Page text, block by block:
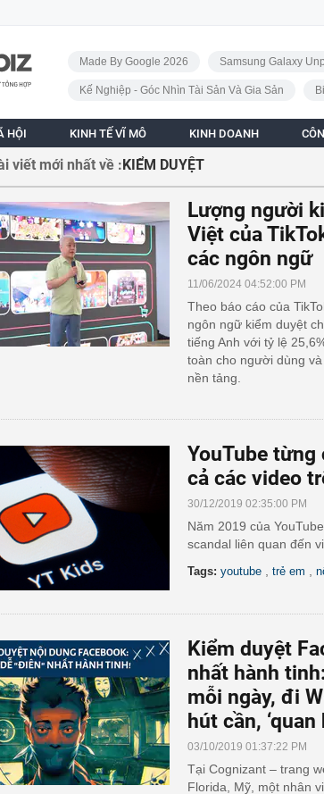
Made By Google 2026
Samsung Galaxy
Kế Nghiệp - Góc Nhìn Tài Sản Và Gia Sản
HỘI KINH TẾ VĨ MÔ KINH DOANH
viết mới nhất về :KIỂM DUYỆT
Lượng người
Việt của
các ngôn ngữ
11/06/2024 04:52:00 PM
Theo báo cáo của
ngôn ngữ kiểm duyệt
tiếng Anh với tỷ lệ
toàn cho người dùng
nền tảng.
YouTube
cả các video
30/12/2019 02:35:00 PM
Năm 2019 của
scandal liên quan đến
Tags: youtube trẻ em
Kiểm duyệt
nhất hành
mỗi ngày, đi
hút cần,
03/10/2019 01:37:22 PM
Tại Cognizant – trang
Florida, Mỹ, một nhân